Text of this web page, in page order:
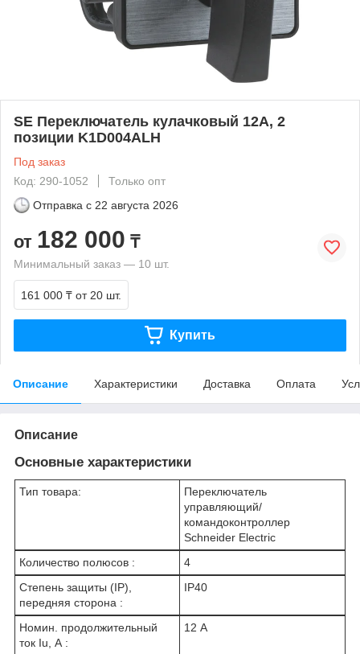
SE Переключатель кулачковый 12А, 2
позиции K1D004ALH
Под заказ
Код: 290-1052
Только опт
Отправка с 22 августа 2026
от 182 000 ₸
Минимальный заказ — 10 шт.
161 000 ₸ от 20 шт.
Купить
Описание Характеристики Доставка Оплата
Описание
Основные характеристики
Тип товара:
Переключатель
управляющий/
командоконтроллер
Schneider Electric
Количество полюсов :
4
Степень защиты (IP),
передняя сторона :
IP40
Номин. продолжительный
ток Iu, А :
12 А